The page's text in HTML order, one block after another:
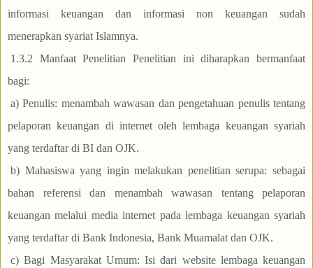
informasi keuangan dan informasi non keuangan sudah
menerapkan syariat Islamnya.
1.3.2 Manfaat Penelitian Penelitian ini diharapkan bermanfaat
bagi:
a) Penulis: menambah wawasan dan pengetahuan penulis tentang
pelaporan keuangan di internet oleh lembaga keuangan syariah
yang terdaftar di BI dan OJK.
b) Mahasiswa yang ingin melakukan penelitian serupa: sebagai
bahan referensi dan menambah wawasan tentang pelaporan
keuangan melalui media internet pada lembaga keuangan syariah
yang terdaftar di Bank Indonesia, Bank Muamalat dan OJK.
c) Bagi Masyarakat Umum: Isi dari website lembaga keuangan